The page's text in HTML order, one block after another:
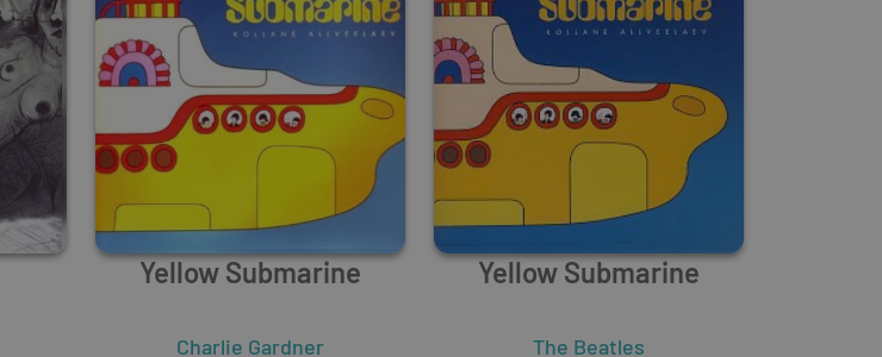
Yellow Submarine
Charlie Gardner
Yellow Submarine
The Beatles